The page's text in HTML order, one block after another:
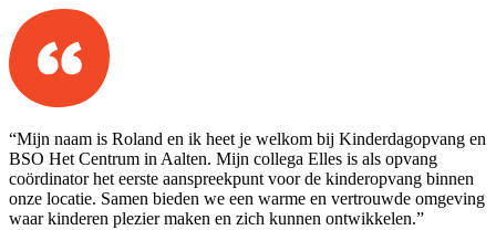
“Mijn naam is Roland en ik heet je welkom bij Kinderdagopvang en
BSO Het Centrum in Aalten. Mijn collega Elles is als opvang
coördinator het eerste aanspreekpunt voor de kinderopvang binnen
onze locatie. Samen bieden we een warme en vertrouwde omgeving
waar kinderen plezier maken en zich kunnen ontwikkelen.”